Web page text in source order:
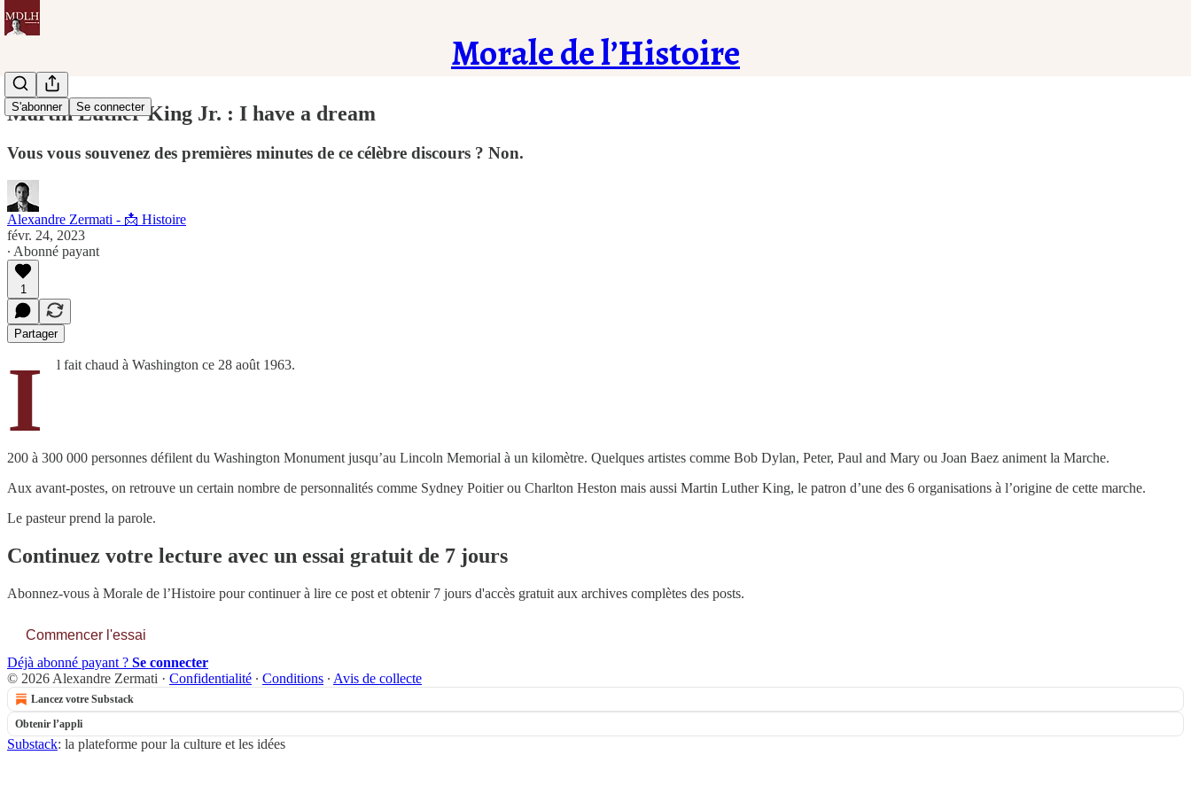
Morale de l’Histoire
S'abonner Se connecter
Martin Luther King Jr. : I have a dream
Vous vous souvenez des premières minutes de ce célèbre discours ? Non.
Alexandre Zermati - 📩 Histoire
févr. 24, 2023
∙ Abonné payant
1
Partager
I l fait chaud à Washington ce 28 août 1963.
200 à 300 000 personnes défilent du Washington Monument jusqu’au Lincoln Memorial à un kilomètre. Quelques artistes comme Bob Dylan, Peter, Paul and Mary ou Joan Baez animent la Marche.
Aux avant-postes, on retrouve un certain nombre de personnalités comme Sydney Poitier ou Charlton Heston mais aussi Martin Luther King, le patron d’une des 6 organisations à l’origine de cette marche.
Le pasteur prend la parole.
Continuez votre lecture avec un essai gratuit de 7 jours
Abonnez-vous à Morale de l’Histoire pour continuer à lire ce post et obtenir 7 jours d'accès gratuit aux archives complètes des posts.
Commencer l'essai
Déjà abonné payant ? Se connecter
© 2026 Alexandre Zermati · Confidentialité ∙ Conditions ∙ Avis de collecte
Lancez votre Substack
Obtenir l’appli
Substack: la plateforme pour la culture et les idées